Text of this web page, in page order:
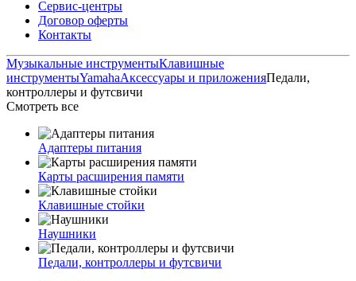
Сервис-центры
Договор оферты
Контакты
Музыкальные инструментыКлавишные
инструментыYamahaАксессуары и приложенияПедали,
контроллеры и футсвичи
Смотреть все
Адаптеры питания
Карты расширения памяти
Клавишные стойки
Наушники
Педали, контроллеры и футсвичи